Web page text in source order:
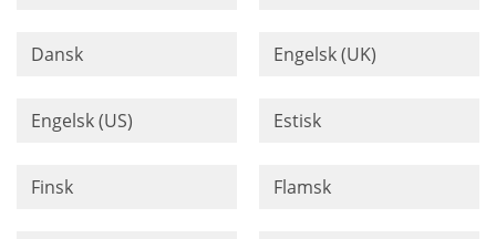
Dansk Engelsk (UK)
Engelsk (US) Estisk
Finsk Flamsk